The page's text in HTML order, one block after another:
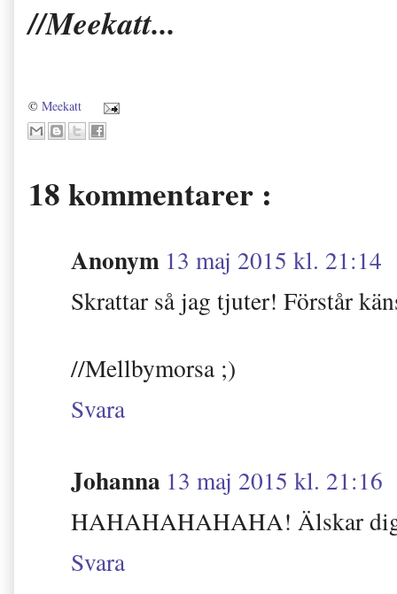
//Meekatt...
© Meekatt
18 kommentarer :
Anonym 13 maj 2015 kl. 21:14
Skrattar så jag tjuter! Förstår
//Mellbymorsa ;)
Svara
Johanna 13 maj 2015 kl. 21:16
HAHAHAHAHAHA! Älskar
Svara